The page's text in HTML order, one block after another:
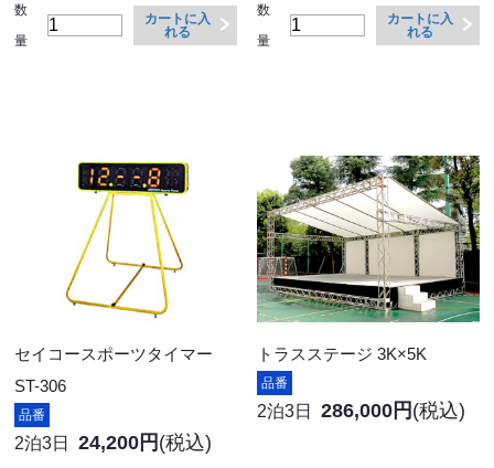
数
量
カートに入
れる
数
量
カートに入
れる
セイコースポーツタイマー
ST-306
品番
2泊3日 24,200円 (税込)
トラスステージ 3K×5K
品番
2泊3日 286,000円 (税込)